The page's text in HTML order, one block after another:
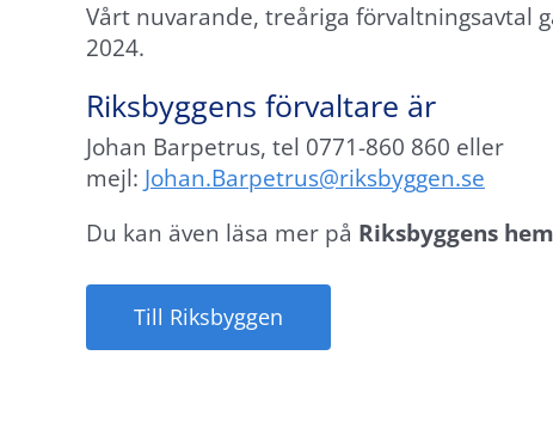
Vårt nuvarande, treåriga förvaltningsavtal
2024.
Riksbyggens förvaltare är
Johan Barpetrus, tel 0771-860 860 eller
mejl: Johan.Barpetrus@riksbyggen.se
Du kan även läsa mer på Riksbyggens
Till Riksbyggen
Dessa
cookies går
inte att välja